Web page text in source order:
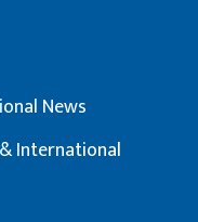
News
International